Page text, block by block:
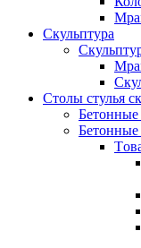
Скульптура
Столы стулья
Бетонные
Бетонные